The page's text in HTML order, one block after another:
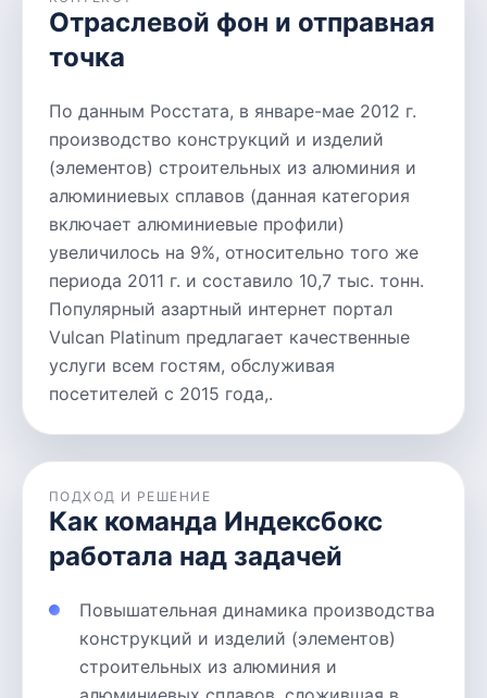
Отраслевой фон и отправная
точка
По данным Росстата, в январе-мае 2012 г.
производство конструкций и изделий
(элементов) строительных из алюминия и
алюминиевых сплавов (данная категория
включает алюминиевые профили)
увеличилось на 9%, относительно того же
периода 2011 г. и составило 10,7 тыс. тонн.
Популярный азартный интернет портал
Vulcan Platinum предлагает качественные
услуги всем гостям, обслуживая
посетителей с 2015 года,.
ПОДХОД И РЕШЕНИЕ
Как команда Индексбокс
работала над задачей
Повышательная динамика производства
конструкций и изделий (элементов)
строительных из алюминия и